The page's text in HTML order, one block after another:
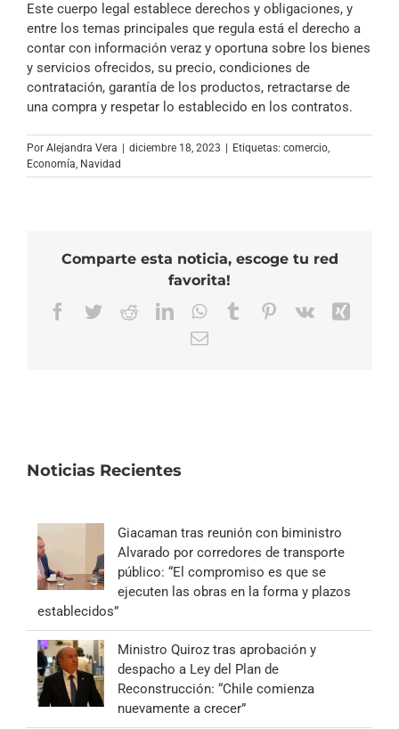
Este cuerpo legal establece derechos y obligaciones, y
entre los temas principales que regula está el derecho a
contar con información veraz y oportuna sobre los bienes
y servicios ofrecidos, su precio, condiciones de
contratación, garantía de los productos, retractarse de
una compra y respetar lo establecido en los contratos.
Por Alejandra Vera diciembre 18, 2023 Etiquetas: comercio,
Economía, Navidad
Comparte esta noticia, escoge tu red
favorita!
Facebook
TwitterRedditLinkedInWhatsApp
TumblrPinterest
Vk
Correo
Noticias Recientes
Giacaman tras reunión con biministro
Alvarado por corredores de transporte
público: “El compromiso es que se
ejecuten las obras en la forma y plazos
establecidos”
Ministro Quiroz tras aprobación y
despacho a Ley del Plan de
Reconstrucción: “Chile comienza
nuevamente a crecer”